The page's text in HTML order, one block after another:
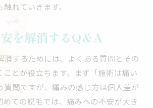
れていきます。
を解消するQ&A
消するためには、よくある質問とその
ことが役立ちます。まず「施術は痛い
質問ですが、痛みの感じ方は個人差が
めての脱毛では、痛みへの不安が大き